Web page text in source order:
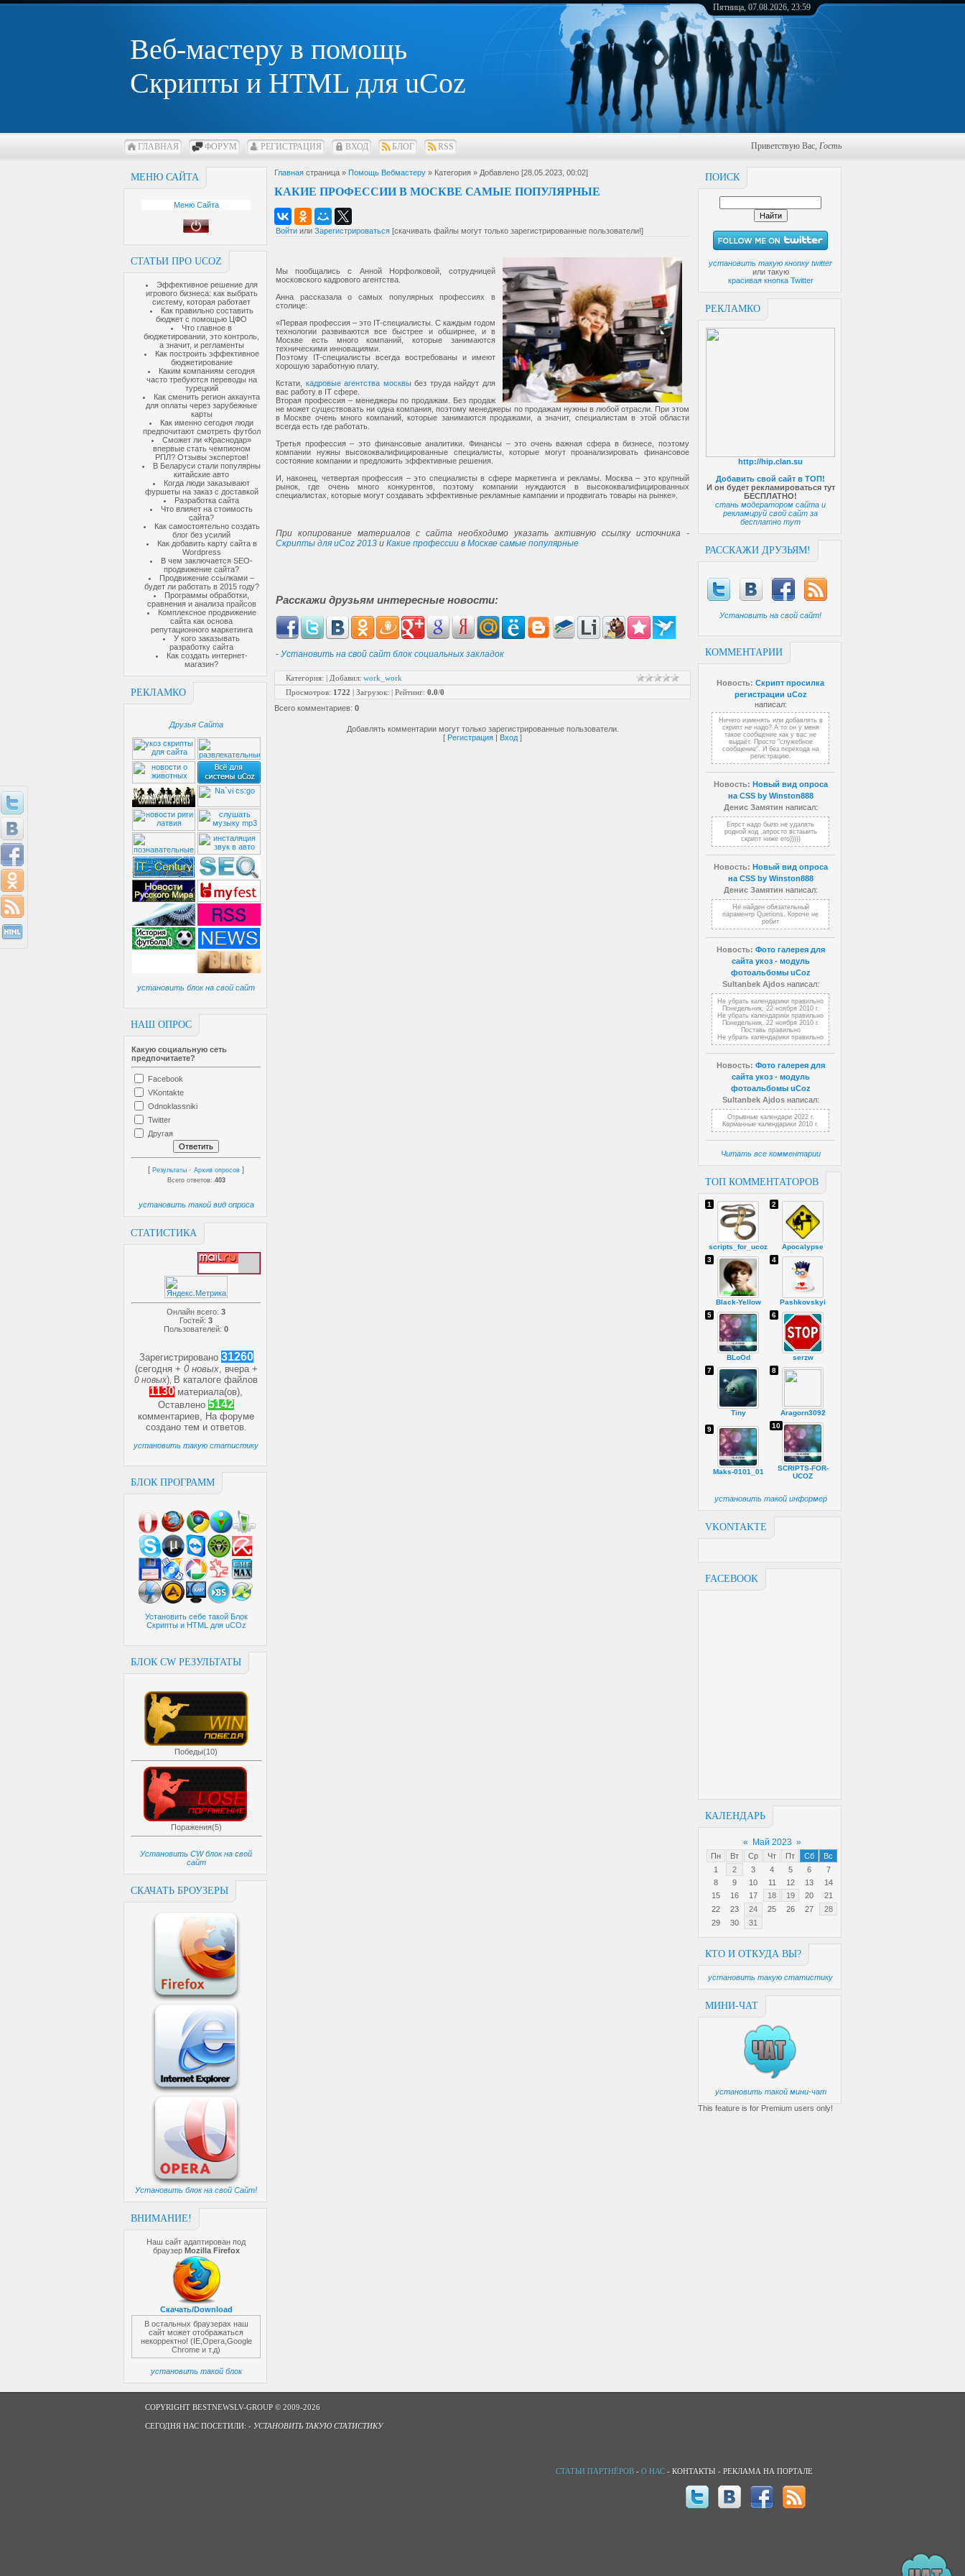
Веб-мастеру в помощь
Скрипты и HTML для uCoz
Пятница, 07.08.2026, 23:59
ГЛАВНАЯ ФОРУМ РЕГИСТРАЦИЯ ВХОД БЛОГ RSS Приветствую Вас, Гость
МЕНЮ САЙТА
Меню Сайта
СТАТЬИ ПРО UCOZ
Эффективное решение для
игрового бизнеса: как выбрать
систему, которая работает
Как правильно составить
бюджет с помощью ЦФО
Что главное в
бюджетировании, это контроль,
а значит, и регламенты
Как построить эффективное
бюджетирование
Каким компаниям сегодня
часто требуются переводы на
турецкий
Как сменить регион аккаунта
для оплаты через зарубежные
карты
Как именно сегодня люди
предпочитают смотреть футбол
Сможет ли «Краснодар»
впервые стать чемпионом
РПЛ? Отзывы экспертов!
В Беларуси стали популярны
китайские авто
Когда люди заказывают
фуршеты на заказ с доставкой
Разработка сайта
Что влияет на стоимость
сайта?
Как самостоятельно создать
блог без усилий
Как добавить карту сайта в
Wordpress
В чем заключается SEO-
продвижение сайта?
Продвижение ссылками –
будет ли работать в 2015 году?
Программы обработки,
сравнения и анализа прайсов
Комплексное продвижение
сайта как основа
репутационного маркетинга
У кого заказывать
разработку сайта
Как создать интернет-
магазин?
РЕКЛАМКО
Друзья Сайта
установить блок на свой сайт
НАШ ОПРОС
Какую социальную сеть
предпочитаете?
Facebook
VKontakte
Odnoklassniki
Twitter
Другая
[ Результаты · Архив опросов ]
Всего ответов: 403
установить такой вид опроса
СТАТИСТИКА
Онлайн всего: 3
Гостей: 3
Пользователей: 0
Зарегистрировано 31260
(сегодня + 0 новых, вчера +
0 новых) В каталоге файлов
1130 материала(ов),
Оставлено 5142
комментариев, На форуме
создано тем и ответов.
установить такую статистику
БЛОК ПРОГРАММ
Установить себе такой Блок
Скрипты и HTML для uCOz
БЛОК CW РЕЗУЛЬТАТЫ
Победы(10)
Поражения(5)
Установить CW блок на свой
сайт
СКАЧАТЬ БРОУЗЕРЫ
Установить блок на свой Сайт!
ВНИМАНИЕ!
Наш сайт адаптирован под
браузер Mozilla Firefox
Скачать/Download
В остальных браузерах наш
сайт может отображаться
некорректно! (IE,Opera,Google
Chrome и т.д)
установить такой блок
ПОИСК
установить такую кнопку twitter
или такую
красивая кнопка Twitter
РЕКЛАМКО
http://hip.clan.su
Добавить свой сайт в ТОП!
И он будет рекламироваться тут
БЕСПЛАТНО!
стань модератором сайта и
рекламируй свой сайт за
бесплатно тут
РАССКАЖИ ДРУЗЬЯМ!
Установить на свой сайт!
КОММЕНТАРИИ
Новость: Скрипт просилка
регистрации uCoz
написал:
Ничего изменять или добавлять в
скрипт не надо? А то он у меня
такое сообщение как у вас не
выдаёт. Просто "служебное
сообщение". И без перехода на
регистрацию.
Новость: Новый вид опроса
на CSS by Winston888
Денис Замятин написал:
Епрст надо было не удалять
родной код ,апросто встаыить
скрипт ниже его)))))
Новость: Новый вид опроса
на CSS by Winston888
Денис Замятин написал:
Не найден обязательный
параментр Quetions. Короче не
робит
Новость: Фото галерея для
сайта укоз - модуль
фотоальбомы uCoz
Sultanbek Ajdosнаписал:
Не убрать календарики правильно
Понедельник, 22 ноября 2010 г.
Не убрать календарики правильно
Понедельник, 22 ноября 2010 г.
Поставь правильно
Не убрать календарики правильно
Новость: Фото галерея для
сайта укоз - модуль
фотоальбомы uCoz
Sultanbek Ajdosнаписал:
Отрывные календари 2022 г.
Карманные календарики 2010 г.
Читать все комментарии
ТОП КОММЕНТАТОРОВ
scripts_for_ucoz
1
Apocalypse
2
Black-Yellow
3
Pashkovskyi
4
BLoOd
5
serzw
6
Tiny
7
Aragorn3092
8
Maks-0101_01
9
SCRIPTS-FOR-
UCOZ
10
установить такой информер
VKONTAKTE
FACEBOOK
КАЛЕНДАРЬ
« Май 2023 »
Пн Вт Ср Чт Пт Сб
Вс
1
2 3 4 5 6
7
8
9 10 11 12 13
14
15
16 17 18 19 20
21
22
23 24 25 26 27
28
29
30 31
КТО И ОТКУДА ВЫ?
установить такую статистику
МИНИ-ЧАТ
установить такой мини-чат
This feature is for Premium users only!
Главная страница » Помощь Вебмастеру » Категория » Добавлено [28.05.2023, 00:02]
КАКИЕ ПРОФЕССИИ В МОСКВЕ САМЫЕ ПОПУЛЯРНЫЕ
Войти или Зарегистрироваться [скачивать файлы могут только зарегистрированные пользователи!]
Мы пообщались с Анной Норфолковой, сотрудницей
московского кадрового агентства.
Анна рассказала о самых популярных профессиях в
столице:
«Первая профессия – это IT-специалисты. С каждым годом
технологии развиваются все быстрее и обширнее, и в
Москве есть много компаний, которые занимаются
техническими инновациями.
Поэтому IT-специалисты всегда востребованы и имеют
хорошую заработную плату.
Кстати, кадровые агентства москвыбез труда найдут для
вас работу в IT сфере.
Вторая профессия – менеджеры по продажам. Без продаж
не может существовать ни одна компания, поэтому менеджеры по продажам нужны в любой отрасли. При этом
в Москве очень много компаний, которые занимаются продажами, а значит, специалистам в этой области
всегда есть где работать.
Третья профессия – это финансовые аналитики. Финансы – это очень важная сфера в бизнесе, поэтому
компании нужны высококвалифицированные специалисты, которые могут проанализировать финансовое
состояние компании и предложить эффективные решения.
И, наконец, четвертая профессия – это специалисты в сфере маркетинга и рекламы. Москва – это крупный
рынок, где очень много конкурентов, поэтому компании нуждаются в высококвалифицированных
специалистах, которые могут создавать эффективные рекламные кампании и продвигать товары на рынке».
При копирование материалов с сайта необходимо указать активную ссылку источника -
Скрипты для uCoz 2013 и Какие профессии в Москве самые популярные
Расскажи друзьям интересные новости:
- Установить на свой сайт блок социальных закладок
Категория: | Добавил: work_work
Просмотров: 1722 | Загрузок: | Рейтинг: 0.0/0
Всего комментариев: 0
Добавлять комментарии могут только зарегистрированные пользователи.
[ Регистрация | Вход ]
COPYRIGHT BESTNEWSLV-GROUP © 2009-2026
СЕГОДНЯ НАС ПОСЕТИЛИ: - УСТАНОВИТЬ ТАКУЮ СТАТИСТИКУ
СТАТЬИ ПАРТНЁРОВ - О НАС - КОНТАКТЫ - РЕКЛАМА НА ПОРТАЛЕ